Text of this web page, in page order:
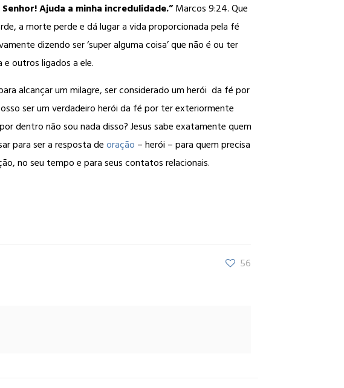
Ajuda a minha incredulidade.”Marcos 9:24. Que
a morte perde e dá lugar a vida proporcionada pela fé
dizendo ser ‘super alguma coisa’ que não é ou ter
outros ligados a ele.
alcançar um milagre, ser considerado um herói da fé por
ser um verdadeiro herói da fé por ter exteriormente
dentro não sou nada disso? Jesus sabe exatamente quem
para ser a resposta deoração – herói – para quem precisa
no seu tempo e para seus contatos relacionais.
56